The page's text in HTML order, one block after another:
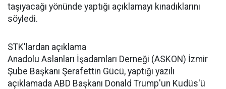
taşıyacağı yönünde yaptığı açıklamayı kınadıklarını
söyledi.
STK'lardan açıklama
Anadolu Aslanları İşadamları Derneği (ASKON) İzmir
Şube Başkanı Şerafettin Gücü, yaptığı yazılı
açıklamada ABD Başkanı Donald Trump'un Kudüs'ü